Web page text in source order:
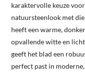
karaktervolle keuze
natuursteenlook met
heeft een warme,
opvallende witte en
geeft het blad een
perfect past in